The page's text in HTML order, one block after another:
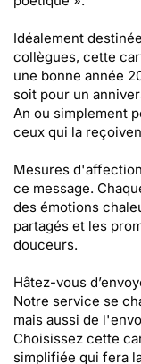
Idéalement
collègues, cette
une bonne année
soit pour un
An ou simplement
ceux qui la
Mesures
ce message.
des émotions
partagés et les
douceurs.
Hâtez-vous
Notre service se
mais aussi de
Choisissez cette
simplifiée qui fera